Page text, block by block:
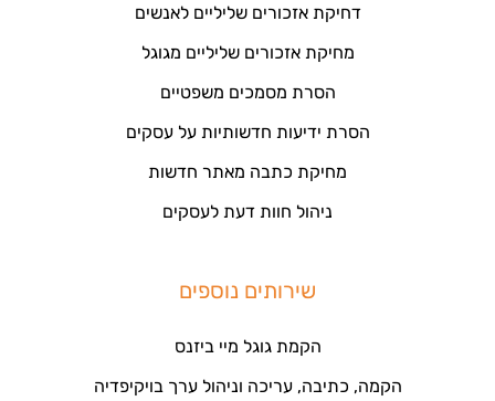
דחיקת אזכורים שליליים לאנשים
מחיקת אזכורים שליליים מגוגל
הסרת מסמכים משפטיים
הסרת ידיעות חדשותיות על עסקים
מחיקת כתבה מאתר חדשות
ניהול חוות דעת לעסקים
שירותים נוספים
הקמת גוגל מיי ביזנס
הקמה, כתיבה, עריכה וניהול ערך בויקיפדיה